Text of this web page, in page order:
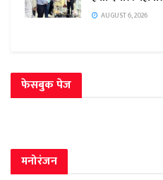
AUGUST 6, 2026
फेसबुक पेज
मनोरंजन